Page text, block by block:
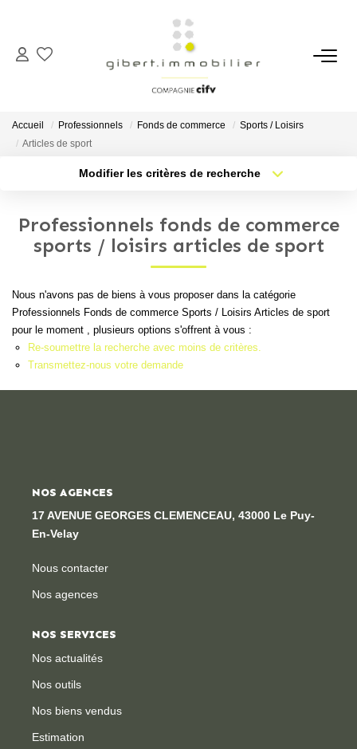
ACHETER
Maisons
Locaux Professionnels
Immeubles
Terrains
LOUER
Appartements
Locaux Professionnels
Accueil Professionnels Fonds de commerce
Sports / Loisirs
Articles de sport
Modifier les critères de recherche
Sélectionnez...
Type de bien
Nb pièces min.
Créer une alerte
Professionnels fonds de commerce
sports / loisirs articles de sport
Nous n'avons pas de biens à vous proposer dans la catégorie
Professionnels Fonds de commerce Sports / Loisirs Articles de sport
pour le moment , plusieurs options s'offrent à vous :
Re-soumettre la recherche avec moins de critères.
Transmettez-nous votre demande
NOS AGENCES
17 AVENUE GEORGES CLEMENCEAU, 43000 Le Puy-
En-Velay
Nous contacter
Nos agences
NOS SERVICES
Nos actualités
Nos outils
Nos biens vendus
Estimation